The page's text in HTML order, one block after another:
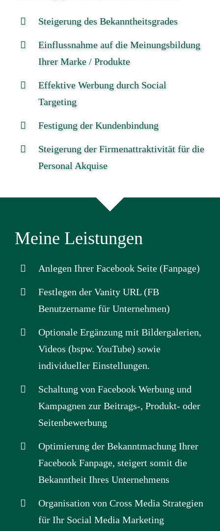
Steigerung des Bekanntheitsgrades
Einflussnahme auf die Meinungsbildung
Ihrer Marke / Produkte
Effektive Werbung durch Social
Targeting
Festigung der Kundenbindung
Steigerung der Firmenattraktivität für die
Personal Akquise
Meine Leistungen
Anlegen Ihrer Facebook Seite (Fanpage)
Festlegen der Vanity URL (FB
Benutzername für Unternehmen)
Optionale Ergänzung mit Bildergalerien,
Videos (bspw. YouTube) sowie
individueller Einstellungen.
Schaltung von Facebook Werbung und
Kampagnen zur Beitrags-, Produkt- oder
Seitenbewerbung
Optimierung der Bekanntmachung Ihrer
Facebook Fanpage, steigert somit die
Bekanntheit Ihres Unternehmens
Organisation von Cross Media Strategien
für Ihr Social Media Marketing